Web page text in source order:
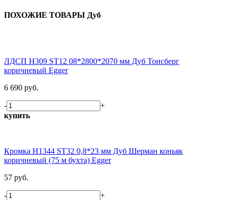
ПОХОЖИЕ ТОВАРЫ Дуб
ЛДСП H309 ST12 08*2800*2070 мм Дуб Тонсберг
коричневый Egger
6 690 руб.
-
+
купить
Кромка H1344 ST32 0,8*23 мм Дуб Шерман коньяк
коричневый (75 м бухта) Egger
57 руб.
-
+